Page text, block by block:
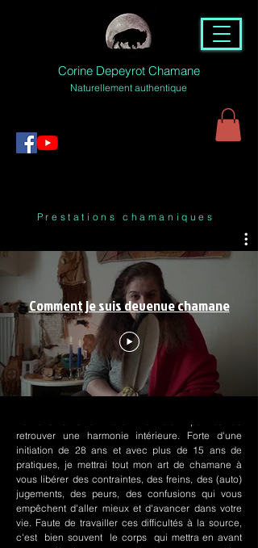
Corine Depeyrot Chamane
Naturellement authentique
Prestations chamaniques
Comment je suis devenue chamane
retrouver une harmonie intérieure. Forte d'une
initiation de 28 ans et avec plus de 15 ans de
pratiques, je mettrai tout mon art de chamane à
vous libérer des contraintes, des freins, des (auto)
jugements, des peurs, des confusions qui vous
empêchent d'aller mieux et d'avancer dans votre
vie. Faute de travailler ces difficultés à la source,
c'est bien souvent le corps qui mettra en avant